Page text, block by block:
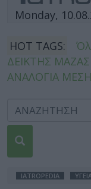
Monday,
HOT TAGS:
ΔΕΙΚΤΗΣ
ΑΝΑΛΟΓΙΑ
IATROPEDIA